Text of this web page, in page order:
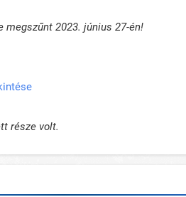
megszűnt 2023. június 27-én!
része volt.